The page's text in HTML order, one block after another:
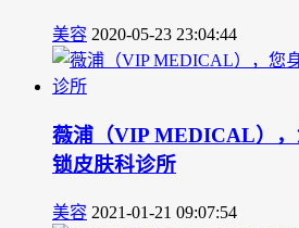
美容 2020-05-23 23:04:44
薇浦（VIP MEDICAL）
锁皮肤科诊所
美容 2021-01-21 09:07:54